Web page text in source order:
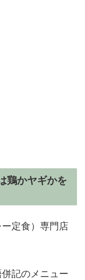
鶏かヤギかを
定食）専門店
記のメニュー